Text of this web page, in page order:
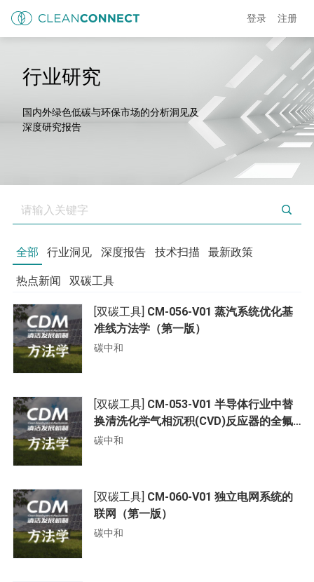
登录 注册
行业研究
国内外绿色低碳与环保市场的分析洞见及
深度研究报告
全部 行业洞见 深度报告 技术扫描 最新政策
热点新闻 双碳工具
[双碳工具] CM-056-V01 蒸汽系统优化基
准线方法学（第一版）
碳中和
[双碳工具] CM-053-V01 半导体行业中替
换清洗化学气相沉积(CVD)反应器的全氟
化合物(PFC)气体（第一版）
碳中和
[双碳工具] CM-060-V01 独立电网系统的
联网（第一版）
碳中和